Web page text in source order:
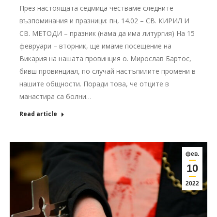
През настоящата седмица честваме следните
възпоминания и празници: пн, 14.02 – СВ. КИРИЛ И
СВ. МЕТОДИ – празник (нама да има литургия) На 15
февруари – вторник, ще имаме посещение на
Викария на нашата провинция о. Мирослав Бартос,
бивш провинциал, по случай настъпилите промени в
нашите общности. Поради това, че отците в
манастира са болни…
Read article
фев.
10
2022